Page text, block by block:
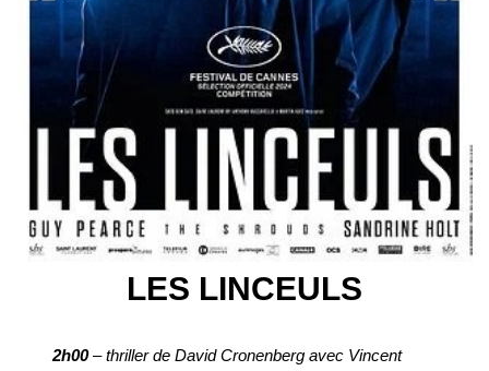
LES LINCEULS
2h00– thriller de David Cronenberg avec Vincent